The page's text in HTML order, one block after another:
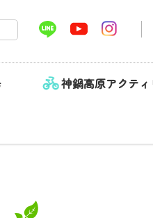
神鍋高原アクティ